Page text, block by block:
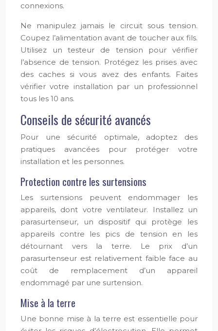
connexions.
Ne manipulez jamais le circuit sous tension.
Coupez l’alimentation avant de toucher aux fils.
Utilisez un testeur de tension pour vérifier
l’absence de tension. Protégez les prises avec
des caches si vous avez des enfants. Faites
vérifier votre installation par un professionnel
tous les 10 ans.
Conseils de sécurité avancés
Pour une sécurité optimale, adoptez des
pratiques avancées pour protéger votre
installation et les personnes.
Protection contre les surtensions
Les surtensions peuvent endommager les
appareils, dont votre ventilateur. Installez un
parasurtenseur, un dispositif qui protège les
appareils contre les pics de tension en les
détournant vers la terre. Le prix d’un
parasurtenseur est relativement faible face au
coût de remplacement d’un appareil
endommagé par une surtension.
Mise à la terre
Une bonne mise à la terre est essentielle pour